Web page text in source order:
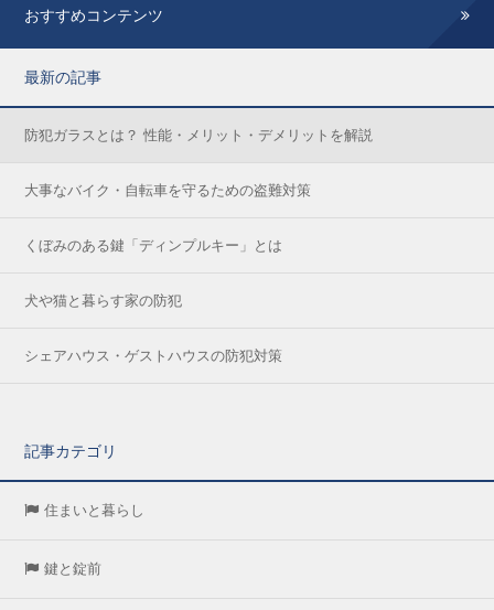
おすすめコンテンツ
最新の記事
防犯ガラスとは？ 性能・メリット・デメリットを解説
大事なバイク・自転車を守るための盗難対策
くぼみのある鍵「ディンプルキー」とは
犬や猫と暮らす家の防犯
シェアハウス・ゲストハウスの防犯対策
記事カテゴリ
住まいと暮らし
鍵と錠前